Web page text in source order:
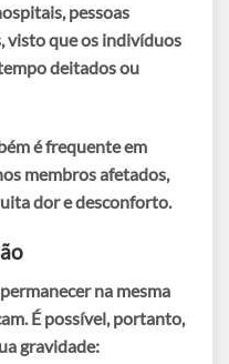
pessoas
visto que os indivíduos
deitados ou
é frequente em
membros afetados,
dor e desconforto.
na mesma
É possível, portanto,
gravidade: